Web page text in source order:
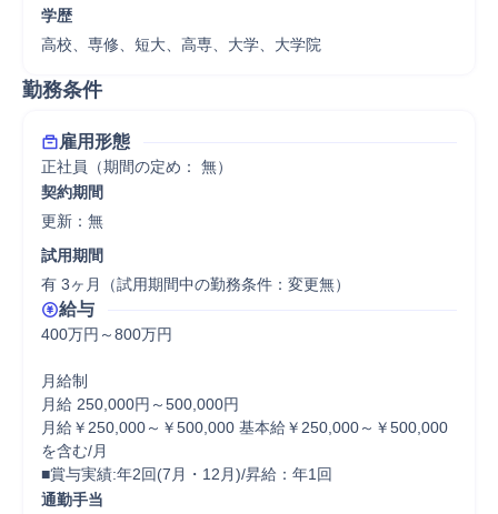
学歴
高校、専修、短大、高専、大学、大学院
勤務条件
雇用形態
正社員（期間の定め： 無）
契約期間
更新：無
試用期間
有 3ヶ月（試用期間中の勤務条件：変更無）
給与
400万円～800万円
月給制
月給 250,000円～500,000円
月給￥250,000～￥500,000 基本給￥250,000～￥500,000
を含む/月
■賞与実績:年2回(7月・12月)/昇給：年1回
通勤手当